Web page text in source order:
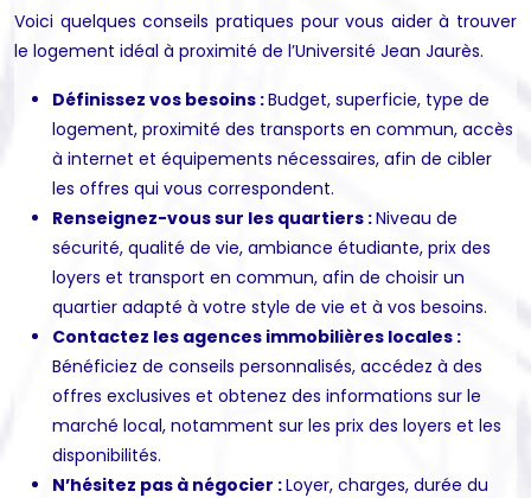
Voici quelques conseils pratiques pour vous aider à trouver
le logement idéal à proximité de l’Université Jean Jaurès.
Définissez vos besoins :Budget, superficie, type de
logement, proximité des transports en commun, accès
à internet et équipements nécessaires, afin de cibler
les offres qui vous correspondent.
Renseignez-vous sur les quartiers :Niveau de
sécurité, qualité de vie, ambiance étudiante, prix des
loyers et transport en commun, afin de choisir un
quartier adapté à votre style de vie et à vos besoins.
Contactez les agences immobilières locales :
Bénéficiez de conseils personnalisés, accédez à des
offres exclusives et obtenez des informations sur le
marché local, notamment sur les prix des loyers et les
disponibilités.
N’hésitez pas à négocier :Loyer, charges, durée du